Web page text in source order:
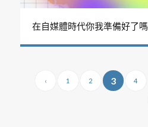
在自媒體時代你我準備好了嗎
‹ 1 2 3 4